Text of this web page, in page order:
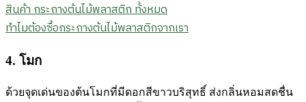
สินค้า กระถางต้นไม้พลาสติก ทั้งหมด
ทำไมต้องซื้อกระถางต้นไม้พลาสติกจากเรา
4. โมก
ด้วยจุดเด่นของต้นโมกที่มีดอกสีขาวบริสุทธิ์ ส่งกลิ่นหอมสดชื่น